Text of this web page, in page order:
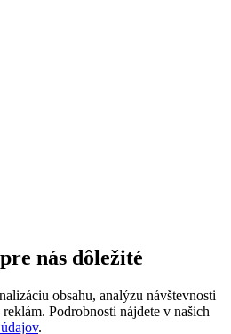
nás dôležité
obsahu, analýzu návštevnosti
Podrobnosti nájdete v našich
.